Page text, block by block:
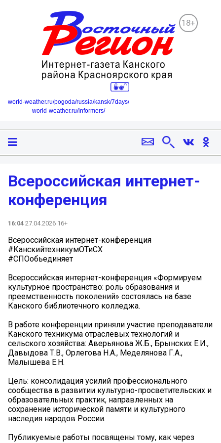
18+
world-weather.ru/pogoda/russia/kansk/7days/
world-weather.ru/informers/
Всероссийская интернет-
конференция
16:04 27.04.2026 16+
Всероссийская интернет-конференция
#КанскийтехникумОТиСХ
#СПОобьединяет
Всероссийская интернет-конференция «Формируем
культурное пространство: роль образования и
преемственность поколений» состоялась на базе
Канского библиотечного колледжа.
В работе конференции приняли участие преподаватели
Канского техникума отраслевых технологий и
сельского хозяйства: Аверьянова Ж.Б., Брынских Е.И.,
Давыдова Т.В., Орлегова Н.А., Меделянова Г.А.,
Малышева Е.Н.
Цель: консолидация усилий профессионального
сообщества в развитии культурно-просветительских и
образовательных практик, направленных на
сохранение исторической памяти и культурного
наследия народов России.
Публикуемые работы посвящены тому, как через